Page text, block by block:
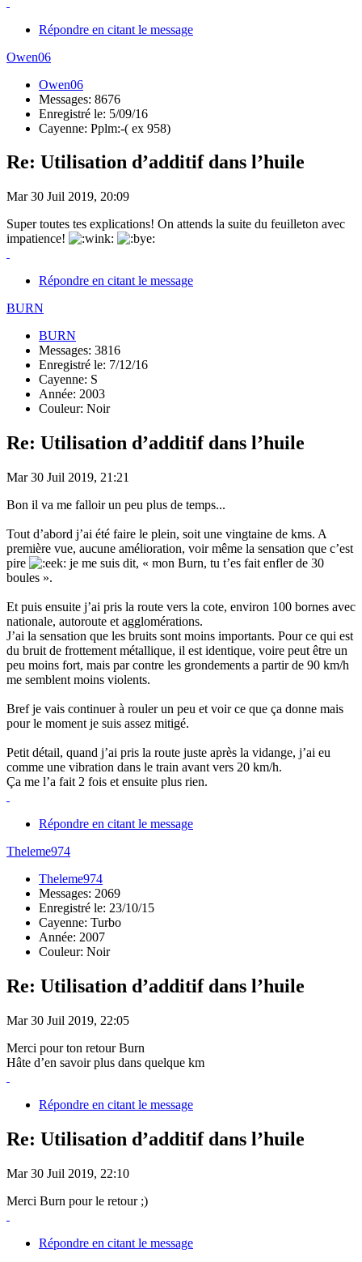
Répondre en citant le message
Owen06
Owen06
Messages: 8676
Enregistré le: 5/09/16
Cayenne: Pplm:-( ex 958)
Re: Utilisation d’additif dans l’huile
Mar 30 Juil 2019, 20:09
Super toutes tes explications! On attends la suite du feuilleton avec
impatience!
Répondre en citant le message
BURN
BURN
Messages: 3816
Enregistré le: 7/12/16
Cayenne: S
Année: 2003
Couleur: Noir
Re: Utilisation d’additif dans l’huile
Mar 30 Juil 2019, 21:21
Bon il va me falloir un peu plus de temps...
Tout d’abord j’ai été faire le plein, soit une vingtaine de kms. A
première vue, aucune amélioration, voir même la sensation que c’est
pire
je me suis dit, « mon Burn, tu t’es fait enfler de 30
boules ».
Et puis ensuite j’ai pris la route vers la cote, environ 100 bornes avec
nationale, autoroute et agglomérations.
J’ai la sensation que les bruits sont moins importants. Pour ce qui est
du bruit de frottement métallique, il est identique, voire peut être un
peu moins fort, mais par contre les grondements a partir de 90 km/h
me semblent moins violents.
Bref je vais continuer à rouler un peu et voir ce que ça donne mais
pour le moment je suis assez mitigé.
Petit détail, quand j’ai pris la route juste après la vidange, j’ai eu
comme une vibration dans le train avant vers 20 km/h.
Ça me l’a fait 2 fois et ensuite plus rien.
Répondre en citant le message
Theleme974
Theleme974
Messages: 2069
Enregistré le: 23/10/15
Cayenne: Turbo
Année: 2007
Couleur: Noir
Re: Utilisation d’additif dans l’huile
Mar 30 Juil 2019, 22:05
Merci pour ton retour Burn
Hâte d’en savoir plus dans quelque km
Répondre en citant le message
Re: Utilisation d’additif dans l’huile
Mar 30 Juil 2019, 22:10
Merci Burn pour le retour ;)
Répondre en citant le message